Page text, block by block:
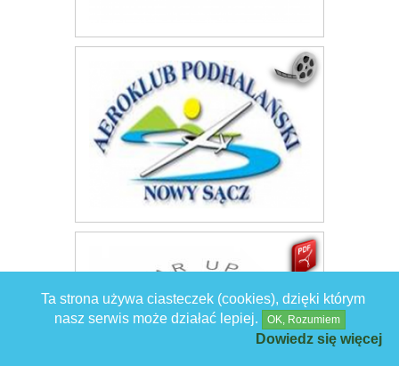
Ta strona używa ciasteczek (cookies), dzięki którym
nasz serwis może działać lepiej.
OK, Rozumiem
Dowiedz się więcej